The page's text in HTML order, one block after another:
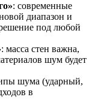
: современные
диапазон и
под любой
: масса стен важна,
шум будет
шума (ударный,
в